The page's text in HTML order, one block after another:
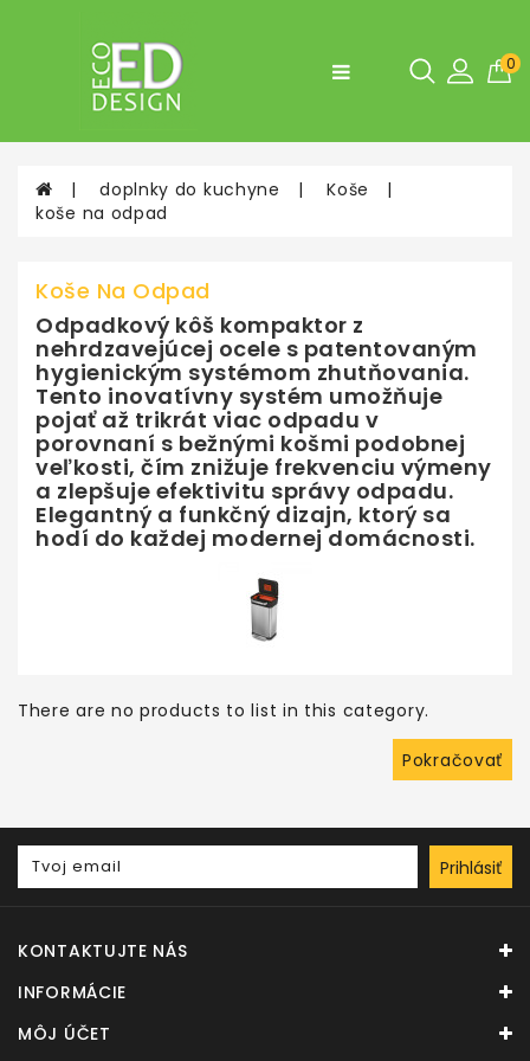
boxy
Doplnky
do
do
kuchyne
Tašky
Batohy
0
doplnky do kuchyne
Koše
koše na odpad
Koše Na Odpad
Odpadkový kôš kompaktor z
nehrdzavejúcej ocele s patentovaným
hygienickým systémom zhutňovania.
Tento inovatívny systém umožňuje
pojať až trikrát viac odpadu v
porovnaní s bežnými košmi podobnej
veľkosti, čím znižuje frekvenciu výmeny
a zlepšuje efektivitu správy odpadu.
Elegantný a funkčný dizajn, ktorý sa
hodí do každej modernej domácnosti.
There are no products to list in this category.
Pokračovať
Prihlásiť
KONTAKTUJTE NÁS
INFORMÁCIE
MÔJ ÚČET